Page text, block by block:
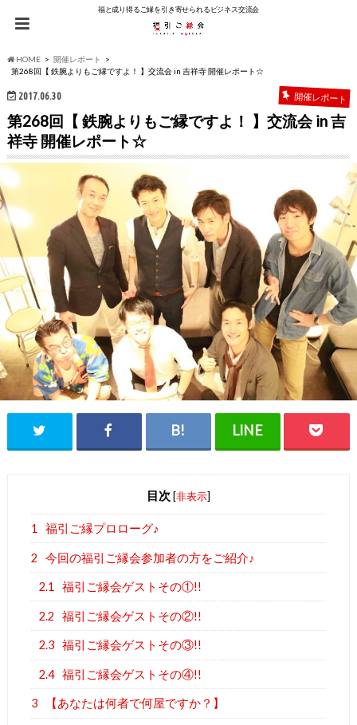
福と成り得るご縁を引き寄せられるビジネス交流会
HOME
開催レポート
第268回【 鉄腕よりもご縁ですよ！ 】交流会 in 吉祥寺 開催レポート☆
2017.06.30 開催レポート
第268回【 鉄腕よりもご縁ですよ！ 】交流会 in 吉
祥寺 開催レポート☆
目次 [非表示]
1 福引ご縁プロローグ♪
2 今回の福引ご縁会参加者の方をご紹介♪
2.1 福引ご縁会ゲストその①!!
2.2 福引ご縁会ゲストその②!!
2.3 福引ご縁会ゲストその③!!
2.4 福引ご縁会ゲストその④!!
3 【あなたは何者で何屋ですか？】